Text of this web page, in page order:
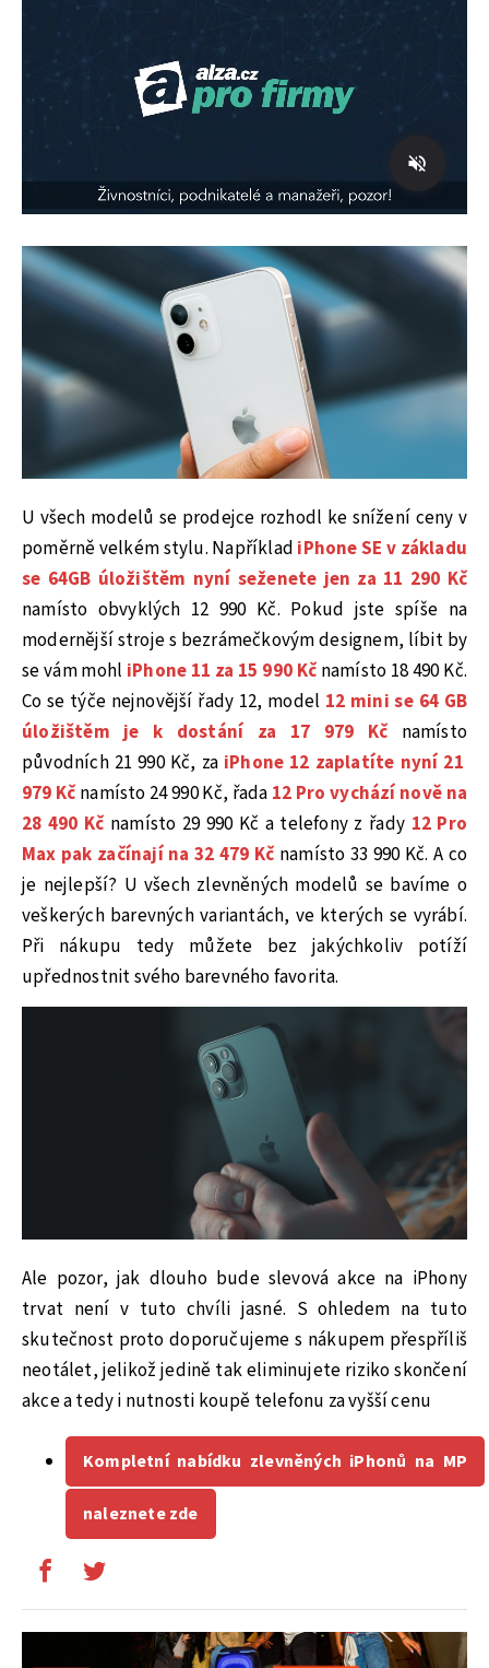
U všech modelů se prodejce rozhodl ke snížení ceny v
poměrně velkém stylu. Například iPhone SE v základu
se 64GB úložištěm nyní seženete jen za 11 290 Kč
namísto obvyklých 12 990 Kč. Pokud jste spíše na
modernější stroje s bezrámečkovým designem, líbit by
se vám mohl iPhone 11 za 15 990 Kč namísto 18 490 Kč.
Co se týče nejnovější řady 12, model 12 mini se 64 GB
úložištěm je k dostání za 17 979 Kč namísto
původních 21 990 Kč, za iPhone 12 zaplatíte nyní 21
979 Kč namísto 24 990 Kč, řada 12 Pro vychází nově na
28 490 Kč namísto 29 990 Kč a telefony z řady 12 Pro
Max pak začínají na 32 479 Kč namísto 33 990 Kč. A co
je nejlepší? U všech zlevněných modelů se bavíme o
veškerých barevných variantách, ve kterých se vyrábí.
Při nákupu tedy můžete bez jakýchkoliv potíží
upřednostnit svého barevného favorita.
Ale pozor, jak dlouho bude slevová akce na iPhony
trvat není v tuto chvíli jasné. S ohledem na tuto
skutečnost proto doporučujeme s nákupem přespříliš
neotálet, jelikož jedině tak eliminujete riziko skončení
akce a tedy i nutnosti koupě telefonu za vyšší cenu
Kompletní nabídku zlevněných iPhonů na MP
naleznete zde